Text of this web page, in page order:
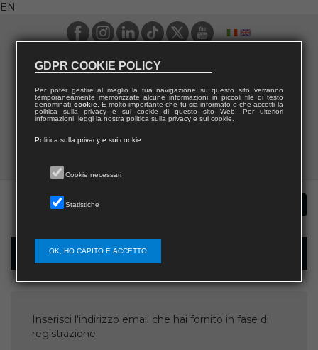
EN
Username recovery
Inserisci l'indirizzo email che hai fornito in fase di
registrazione
GDPR COOKIE POLICY
Per poter gestire al meglio la tua navigazione su questo sito verranno
temporaneamente memorizzate alcune informazioni in piccoli file di testo
denominati cookie. È molto importante che tu sia informato e che accetti la
politica sulla privacy e sui cookie di questo sito Web. Per ulteriori
informazioni, leggi la nostra politica sulla privacy e sui cookie.
Politica sulla privacy e sui cookie
Cookie necessari
Statistiche
OK, HO CAPITO E ACCETTO